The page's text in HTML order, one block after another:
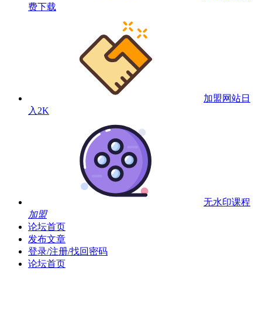
费下载
加盟网站日
入2K
无水印课程
加盟
论坛首页
发布文章
登录/注册/找回密码
论坛首页